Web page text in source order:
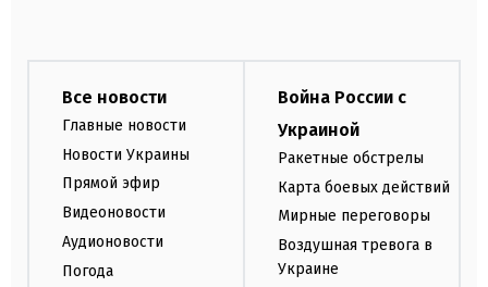
Все новости
Главные новости
Новости Украины
Прямой эфир
Видеоновости
Аудионовости
Погода
Война России с
Украиной
Ракетные обстрелы
Карта боевых действий
Мирные переговоры
Воздушная тревога в
Украине